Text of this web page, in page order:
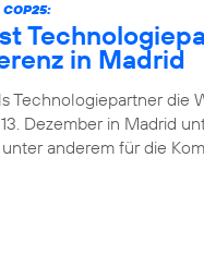
COP25:
in Madrid
Technologiepartner die
Dezember in Madrid
anderem für die